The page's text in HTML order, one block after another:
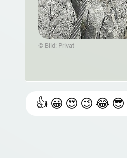
© Bild: Privat
👍 😀 😍 😉 😂 😎